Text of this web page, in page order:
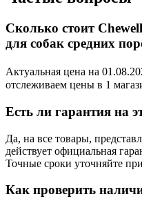
Сколько стоит
для собак средних
Актуальная цена на
отслеживаем цены в 1
Есть ли гарантия на
Да, на все товары,
действует официальная
Точные сроки уточняйте
Как проверить